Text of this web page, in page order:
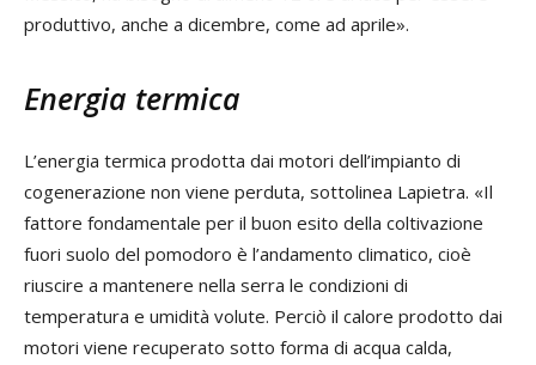
produttivo, anche a dicembre, come ad aprile».
Energia termica
L’energia termica prodotta dai motori dell’impianto di
cogenerazione non viene perduta, sottolinea Lapietra. «Il
fattore fondamentale per il buon esito della coltivazione
fuori suolo del pomodoro è l’andamento climatico, cioè
riuscire a mantenere nella serra le condizioni di
temperatura e umidità volute. Perciò il calore prodotto dai
motori viene recuperato sotto forma di acqua calda,